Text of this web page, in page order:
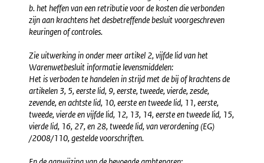
b. het heffen van een retributie voor de kosten die verbonden
zijn aan krachtens het desbetreffende besluit voorgeschreven
keuringen of controles.
Zie uitwerking in onder meer artikel 2, vijfde lid van het
Warenwetbesluit informatie levensmiddelen:
Het is verboden te handelen in strijd met de bij of krachtens de
artikelen 3, 5, eerste lid, 9, eerste, tweede, vierde, zesde,
zevende, en achtste lid, 10, eerste en tweede lid, 11, eerste,
tweede, vierde en vijfde lid, 12, 13, 14, eerste en tweede lid, 15,
vierde lid, 16, 27, en 28, tweede lid, van verordening (EG)
/2008/110, gestelde voorschriften.